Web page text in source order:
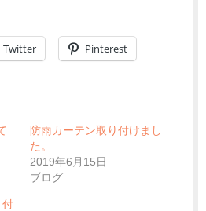
Twitter Pinterest
防雨カーテン取り付けまし
た。
2019年6月15日
ブログ
付